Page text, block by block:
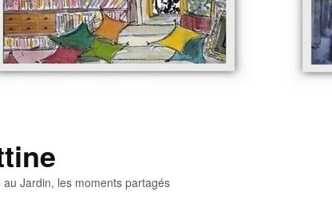
Jardin, les moments partagés